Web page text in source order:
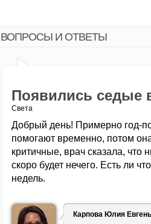
ВОПРОСЫ И ОТВЕТЫ
Появились седые
Света
Добрый день! Примерно год-
помогают временно, потом
критичные, врач сказала, что
скоро будет нечего. Есть ли
недель.
Карпова Юлия